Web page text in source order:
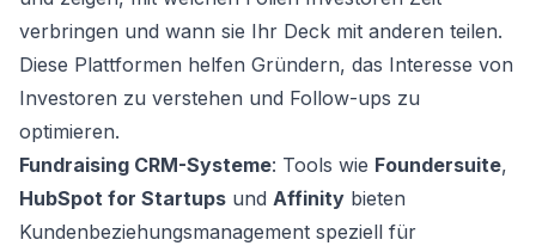
verbringen und wann sie Ihr Deck mit anderen teilen.
Diese Plattformen helfen Gründern, das Interesse von
Investoren zu verstehen und Follow-ups zu
optimieren.
Fundraising CRM-Systeme: Tools wie Foundersuite,
HubSpot for Startups und Affinity bieten
Kundenbeziehungsmanagement speziell für